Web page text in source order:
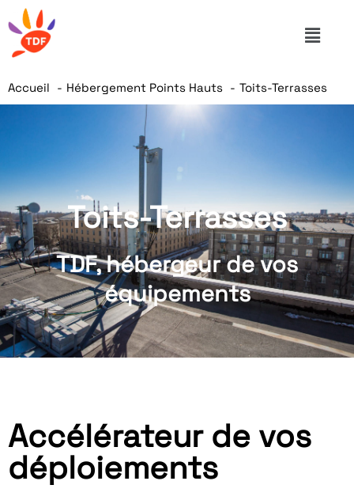
Accueil Hébergement Points Hauts Toits-Terrasses
Toits-Terrasses
TDF, hébergeur de vos
équipements
Accélérateur de vos
déploiements